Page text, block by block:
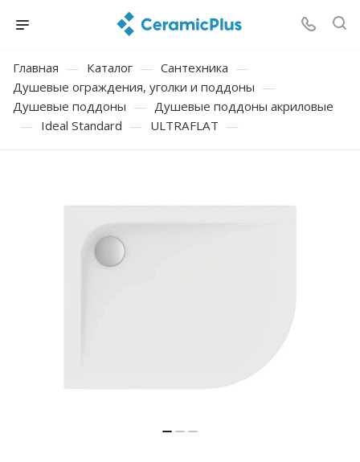
Главная — Каталог — Сантехника —
Душевые ограждения, уголки и поддоны —
Душевые поддоны — Душевые поддоны акриловые
— Ideal Standard — ULTRAFLAT —